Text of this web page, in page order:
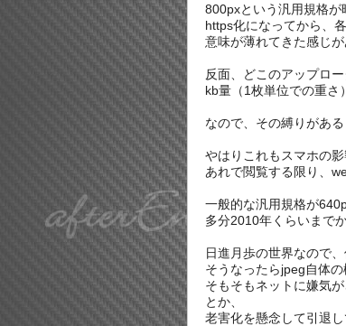
800pxという汎用規格が
https化になってから、
意味が薄れてきた感じ
反面、どこのアップロ
kb量（1枚単位での重さ
なので、その縛りがあ
やはりこれもスマホの影
あれで閲覧する限り、
一般的な汎用規格が
多分2010年くらいまで
日進月歩の世界なので
そうなったらjpeg自体の
そもそもネットに嫌気
とか、
老害化を懸念して引退